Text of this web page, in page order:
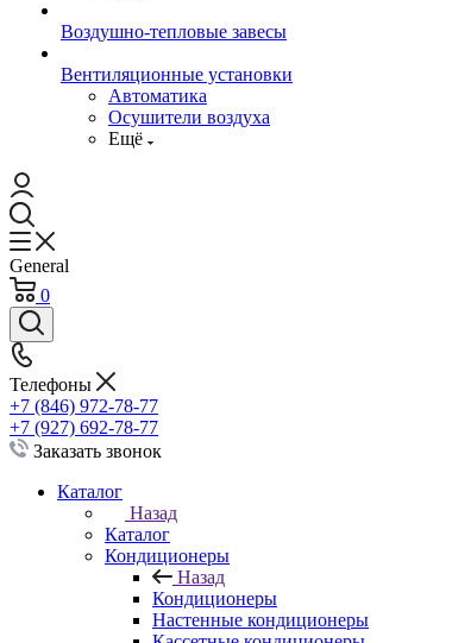
Воздушно-тепловые завесы
Вентиляционные установки
Автоматика
Осушители воздуха
Ещё
General
0
Телефоны
+7 (846) 972-78-77
+7 (927) 692-78-77
Заказать звонок
Каталог
Назад
Каталог
Кондиционеры
Назад
Кондиционеры
Настенные кондиционеры